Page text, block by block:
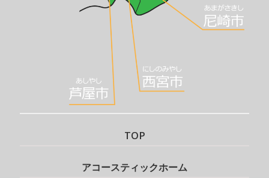
TOP
アコースティックホーム